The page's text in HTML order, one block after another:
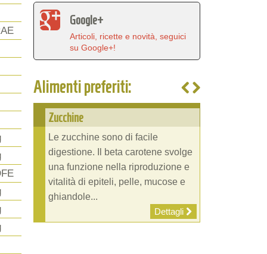
Google+
Articoli, ricette e novità, seguici
su Google+!
Alimenti preferiti:
Zucchine
Le zucchine sono di facile
digestione. Il beta carotene svolge
una funzione nella riproduzione e
vitalità di epiteli, pelle, mucose e
ghiandole...
Dettagli